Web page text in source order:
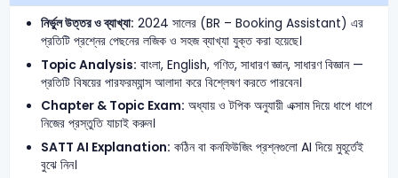
নির্ভুল উত্তর ও ব্যাখ্যা: 2024 সালের (BR – Booking Assistant) এর
প্রতিটি প্রশ্নের পেছনের লজিক ও সহজ ব্যাখ্যা যুক্ত করা হয়েছে।
Topic Analysis: বাংলা, English, গণিত, সাধারণ জ্ঞান, সাধারণ বিজ্ঞান —
প্রতিটি বিষয়ের পারফরম্যান্স আলাদা করে বিশ্লেষণ করতে পারবেন।
Chapter & Topic Exam: অধ্যায় ও টপিক অনুযায়ী এক্সাম দিয়ে ধাপে ধাপে
নিজের প্রস্তুতি যাচাই করুন।
SATT AI Explanation: কঠিন বা কনফিউজিং প্রশ্নগুলো AI দিয়ে মুহূর্তেই
বুঝে নিন।